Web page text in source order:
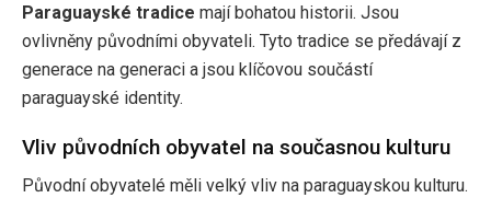
Paraguayské tradice mají bohatou historii. Jsou
ovlivněny původními obyvateli. Tyto tradice se předávají z
generace na generaci a jsou klíčovou součástí
paraguayské identity.
Vliv původních obyvatel na současnou kulturu
Původní obyvatelé měli velký vliv na paraguayskou kulturu.